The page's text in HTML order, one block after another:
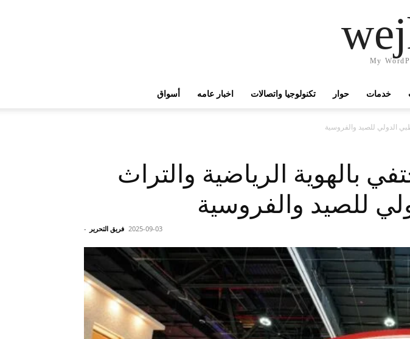
My
أسواق اخبار عامه تكنولوجيا واتصالات حوار خدمات
الماسترز أبوظبي 2026 تحتفي بالهوية الرياضية والتراث
للصيد والفروسية
فريق التحرير - 2025-09-03